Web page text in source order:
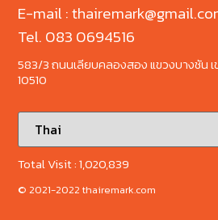
E-mail :
Tel. 083 0694516
583/3 ถนนเลียบคลองสอง แขวงบางชัน
10510
Total Visit :1,020,839
© 2021-2022 thairemark.com